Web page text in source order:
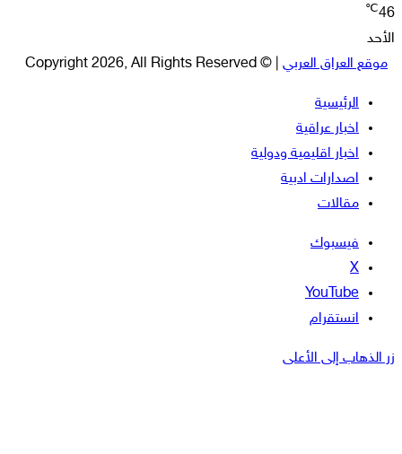
46
℃
الأحد
موقع العراق العربي | © Copyright 2026, All Rights Reserved
الرئيسية
اخبار عراقية
اخبار اقليمية ودولية
اصدارات ادبية
مقالات
فيسبوك
‫X
‫YouTube
انستقرام
زر الذهاب إلى الأعلى